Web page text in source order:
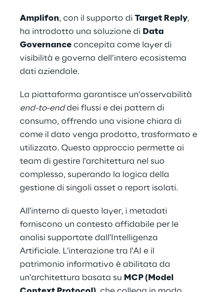
Amplifon, con il supporto di Target Reply,
ha introdotto una soluzione di Data
Governance concepita come layer di
visibilità e governo dell’intero ecosistema
dati aziendale.
La piattaforma garantisce un'osservabilità
end-to-end dei flussi e dei pattern di
consumo, offrendo una visione chiara di
come il dato venga prodotto, trasformato e
utilizzato. Questo approccio permette ai
team di gestire l'architettura nel suo
complesso, superando la logica della
gestione di singoli asset o report isolati.
All'interno di questo layer, i metadati
forniscono un contesto affidabile per le
analisi supportate dall'Intelligenza
Artificiale. L'interazione tra l'AI e il
patrimonio informativo è abilitata da
un'architettura basata su MCP (Model